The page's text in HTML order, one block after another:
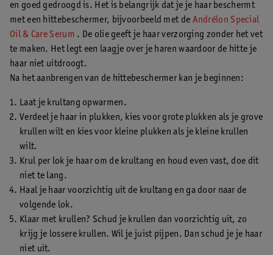
en goed gedroogd is. Het is belangrijk dat je je haar beschermt
met een hittebeschermer, bijvoorbeeld met de Andrélon Special
Oil & Care Serum . De olie geeft je haar verzorging zonder het vet
te maken. Het legt een laagje over je haren waardoor de hitte je
haar niet uitdroogt.
Na het aanbrengen van de hittebeschermer kan je beginnen:
Laat je krultang opwarmen.
Verdeel je haar in plukken, kies voor grote plukken als je grove
krullen wilt en kies voor kleine plukken als je kleine krullen
wilt.
Krul per lok je haar om de krultang en houd even vast, doe dit
niet te lang.
Haal je haar voorzichtig uit de krultang en ga door naar de
volgende lok.
Klaar met krullen? Schud je krullen dan voorzichtig uit, zo
krijg je lossere krullen. Wil je juist pijpen. Dan schud je je haar
niet uit.